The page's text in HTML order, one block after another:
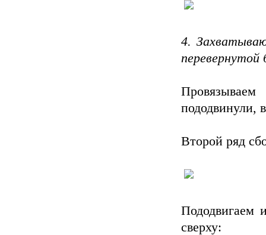
4.
перевернутой
пододвинули,
Второй ряд
Пододвигаем
сверху: